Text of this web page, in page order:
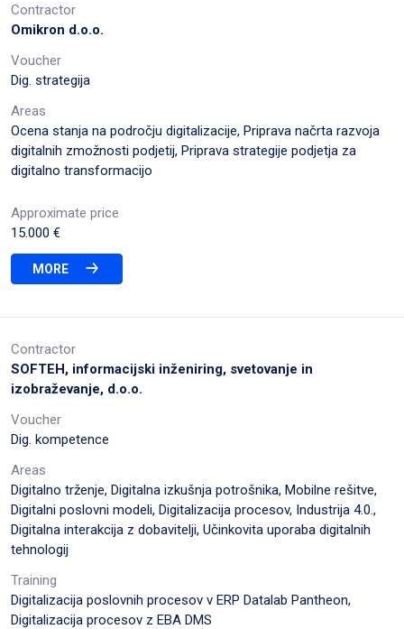
Contractor
Omikron d.o.o.
Voucher
Dig. strategija
Areas
Ocena stanja na področju digitalizacije, Priprava načrta razvoja
digitalnih zmožnosti podjetij, Priprava strategije podjetja za
digitalno transformacijo
Approximate price
15.000 €
MORE
Contractor
SOFTEH, informacijski inženiring, svetovanje in
izobraževanje, d.o.o.
Voucher
Dig. kompetence
Areas
Digitalno trženje, Digitalna izkušnja potrošnika, Mobilne rešitve,
Digitalni poslovni modeli, Digitalizacija procesov, Industrija 4.0.,
Digitalna interakcija z dobavitelji, Učinkovita uporaba digitalnih
tehnologij
Training
Digitalizacija poslovnih procesov v ERP Datalab Pantheon,
Digitalizacija procesov z EBA DMS